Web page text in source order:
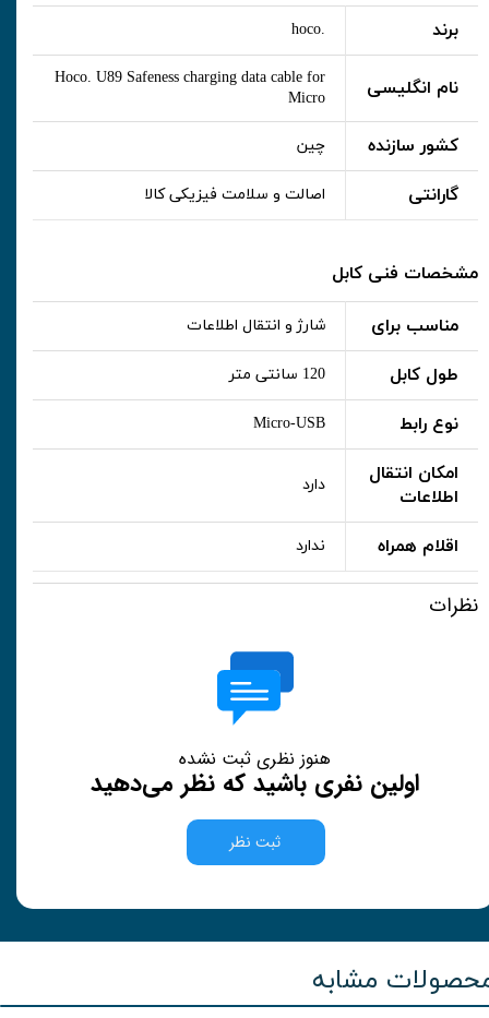
برند .hoco
نام انگلیسی
Hoco. U89 Safeness charging data cable for
Micro
کشور سازنده چین
گارانتی اصالت و سلامت فیزیکی کالا
مشخصات فنی کابل
مناسب برای شارژ و انتقال اطلاعات
طول کابل 120 سانتی متر
نوع رابط Micro-USB
امکان انتقال
اطلاعات
دارد
اقلام همراه ندارد
نظرات
هنوز نظری ثبت نشده
اولین نفری باشید که نظر می‌دهید
ثبت نظر
مشابه